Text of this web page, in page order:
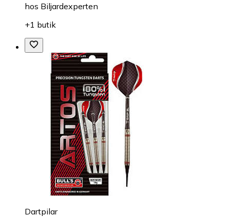
hos Biljardexperten
+1 butik
Dartpilar